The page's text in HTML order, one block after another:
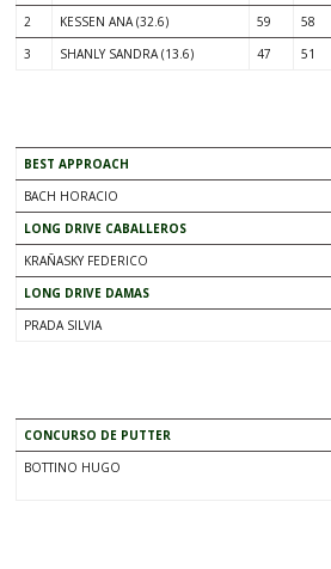
2 KESSEN ANA (32.6) 59 58
3
SHANLY SANDRA (13.6) 47 51
BEST APPROACH
BACH HORACIO
LONG DRIVE CABALLEROS
KRAÑASKY FEDERICO
LONG DRIVE DAMAS
PRADA SILVIA
CONCURSO DE PUTTER
BOTTINO HUGO